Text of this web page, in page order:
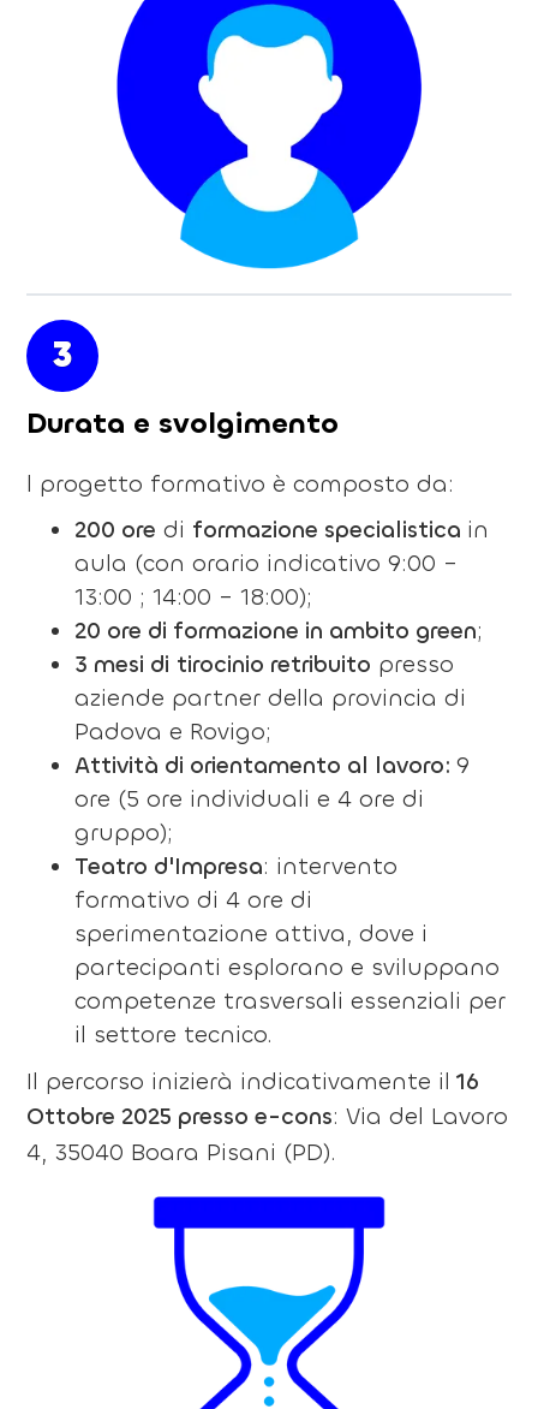
3
Durata e svolgimento
l progetto formativo è composto da:
200 ore di formazione specialistica in
aula (con orario indicativo 9:00 –
13:00 ; 14:00 – 18:00);
20 ore di formazione in ambito green;
3 mesi di tirocinio retribuito presso
aziende partner della provincia di
Padova e Rovigo;
Attività di orientamento al lavoro: 9
ore (5 ore individuali e 4 ore di
gruppo);
Teatro d'Impresa: intervento
formativo di 4 ore di
sperimentazione attiva, dove i
partecipanti esplorano e sviluppano
competenze trasversali essenziali per
il settore tecnico.
Il percorso inizierà indicativamente il 16
Ottobre 2025 presso e-cons: Via del Lavoro
4, 35040 Boara Pisani (PD).